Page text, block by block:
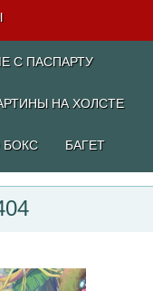
С ПАСПАРТУ
НА ХОЛСТЕ
БОКС БАГЕТ